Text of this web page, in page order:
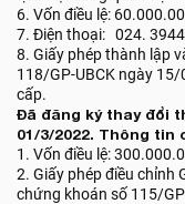
6. Vốn điều lệ:
7. Điện thoại: 024.
8. Giấy phép thành lập
118/GP-UBCK ngày
cấp.
Đã đăng ký thay đổi
01/3/2022. Thông tin
1. Vốn điều lệ:
2. Giấy phép điều chỉnh
chứng khoán số 115/